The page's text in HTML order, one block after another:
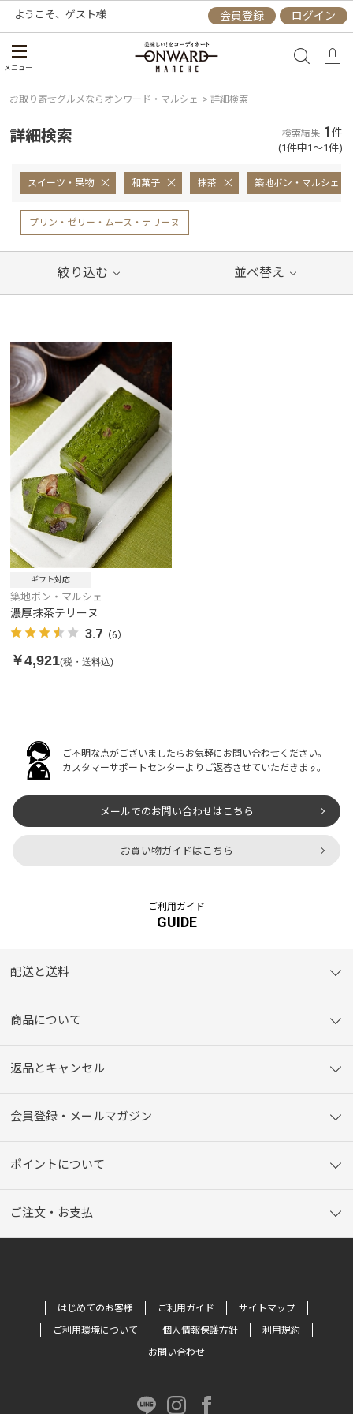
ようこそ、 ゲスト様 会員登録 ログイン
メニュー
お取り寄せグルメならオンワード・マルシェ > 詳細検索
詳細検索 検索結果 1件
(1件中1～1件)
スイーツ・果物 和菓子 抹茶 築地ボン・マルシェ
プリン・ゼリー・ムース・テリーヌ
絞り込む 並べ替え
ギフト対応
築地ボン・マルシェ
濃厚抹茶テリーヌ
3.7 （6）
￥4,921(税・送料込)
ご不明な点がございましたらお気軽にお問い合わせください。
カスタマーサポートセンターよりご返答させていただきます。
メールでのお問い合わせはこちら
お買い物ガイドはこちら
ご利用ガイド
GUIDE
配送と送料
商品について
返品とキャンセル
会員登録・メールマガジン
ポイントについて
ご注文・お支払
はじめてのお客様 ご利用ガイド
サイトマップ
ご利用環境について
個人情報保護方針
利用規約
お問い合わせ